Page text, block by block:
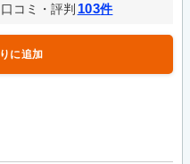
口コミ・評判 103件
に追加